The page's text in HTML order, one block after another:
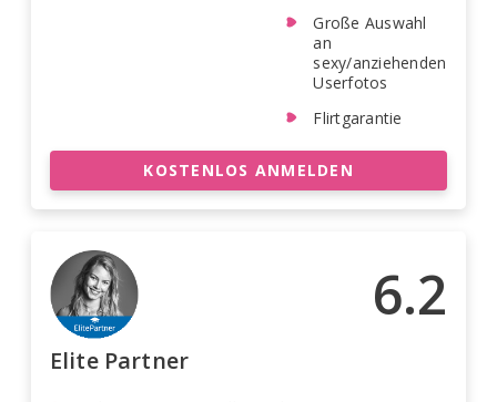
Große Auswahl
an
sexy/anziehenden
Userfotos
Flirtgarantie
KOSTENLOS ANMELDEN
6.2
Elite Partner